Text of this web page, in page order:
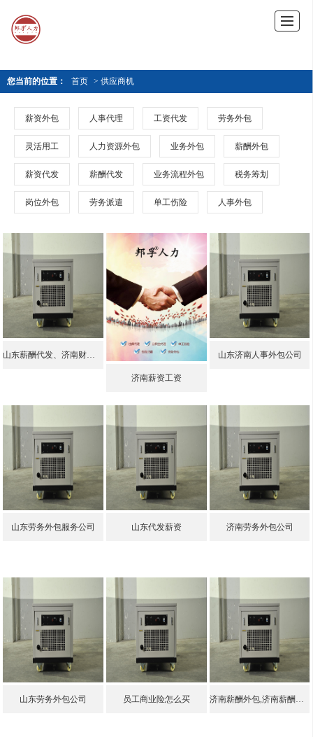
您当前的位置： 首页 > 供应商机
薪资外包 人事代理 工资代发 劳务外包
灵活用工 人力资源外包 业务外包 薪酬外包
薪资代发 薪酬代发 业务流程外包 税务筹划
岗位外包 劳务派遣 单工伤险 人事外包
山东薪酬代发、济南财务外包薪酬规划
济南薪资工资
山东济南人事外包公司
山东劳务外包服务公司 山东代发薪资 济南劳务外包公司
山东劳务外包公司 员工商业险怎么买 济南薪酬外包,济南薪酬外包公司有哪些